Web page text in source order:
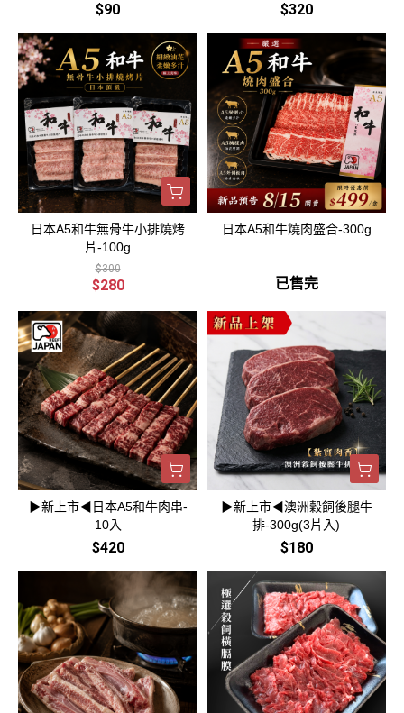
$90 $320
日本A5和牛無骨牛小排燒烤
片-100g
$300
$280
日本A5和牛燒肉盛合-300g
已售完
▶新上市◀日本A5和牛肉串-
10入
$420
▶新上市◀澳洲穀飼後腿牛
排-300g(3片入)
$180